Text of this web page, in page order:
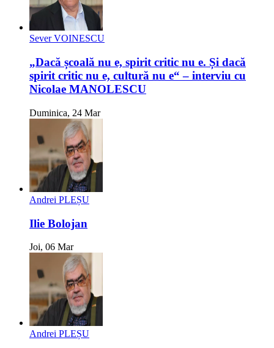
Sever VOINESCU
„Dacă școală nu e, spirit critic nu e. Și dacă
spirit critic nu e, cultură nu e“ – interviu cu
Nicolae MANOLESCU
Duminica, 24 Mar
Andrei PLEȘU
Ilie Bolojan
Joi, 06 Mar
Andrei PLEȘU